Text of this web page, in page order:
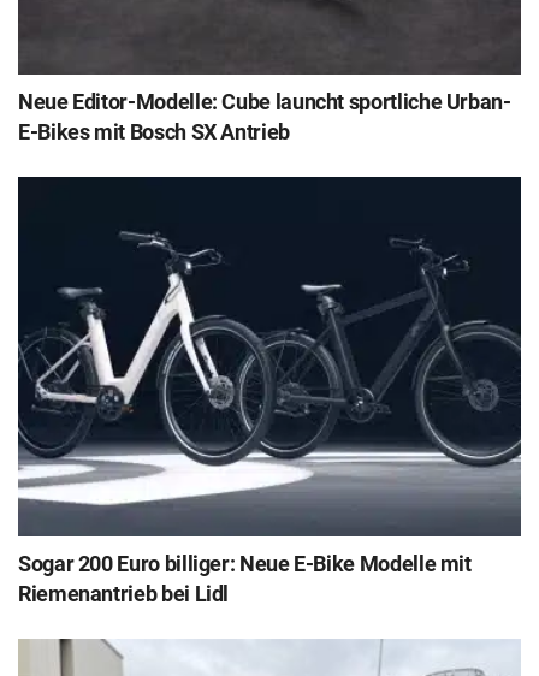
Neue Editor-Modelle: Cube launcht sportliche Urban-
E-Bikes mit Bosch SX Antrieb
Sogar 200 Euro billiger: Neue E-Bike Modelle mit
Riemenantrieb bei Lidl